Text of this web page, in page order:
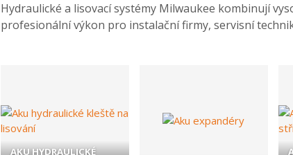
Hydraulické a lisovací systémy Milwaukee kombinují
profesionální výkon pro instalační firmy, servisní
AKU HYDRAULICKÉ